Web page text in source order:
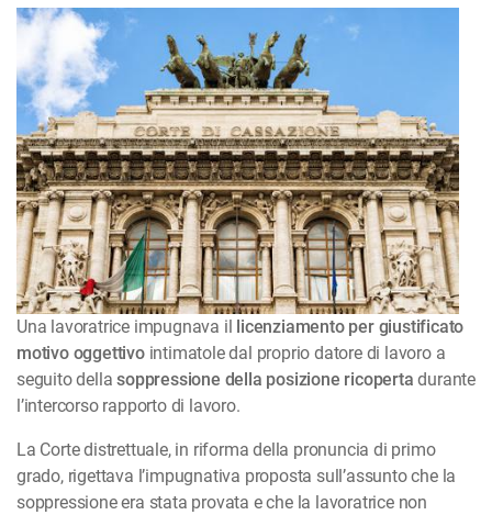
Una lavoratrice impugnava il
licenziamento per giustificato
motivo oggettivointimatole dal proprio datore di lavoro a
seguito dellasoppressione della posizione ricopertadurante
l’intercorso rapporto di lavoro.
La Corte distrettuale, in riforma della pronuncia di primo
grado, rigettava l’impugnativa proposta sull’assunto che la
soppressione era stata provata e che la lavoratrice non